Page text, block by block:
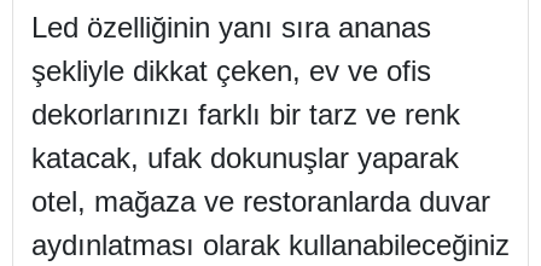
Led özelliğinin yanı sıra ananas
şekliyle dikkat çeken, ev ve ofis
dekorlarınızı farklı bir tarz ve renk
katacak, ufak dokunuşlar yaparak
otel, mağaza ve restoranlarda duvar
aydınlatması olarak kullanabileceğiniz